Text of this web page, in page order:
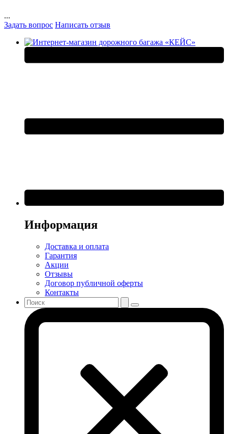
...
Задать вопрос Написать отзыв
Информация
Доставка и оплата
Гарантия
Акции
Отзывы
Договор публичной оферты
Контакты